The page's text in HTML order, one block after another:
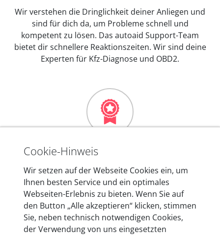
Wir verstehen die Dringlichkeit deiner Anliegen und
sind für dich da, um Probleme schnell und
kompetent zu lösen. Das autoaid Support-Team
bietet dir schnellere Reaktionszeiten. Wir sind deine
Experten für Kfz-Diagnose und OBD2.
Mehr als 10 Jahre Erfahrung
In den Kfz-Diagnosegeräten von autoaid stecken
mehr als 10 Jahre Erfahrung, und auch in Zukunft
entwickeln wir unsere Produkte am Standort in
Berlin laufend weiter. Auf diese Qualität vertrauen
heute mehr als 60.000 Privatkunden und
Unternehmen.
Cookie-Hinweis
Wir setzen auf der Webseite Cookies ein, um
Ihnen besten Service und ein optimales
Webseiten-Erlebnis zu bieten. Wenn Sie auf
den Button „Alle akzeptieren“ klicken, stimmen
Sie, neben technisch notwendigen Cookies,
der Verwendung von uns eingesetzten